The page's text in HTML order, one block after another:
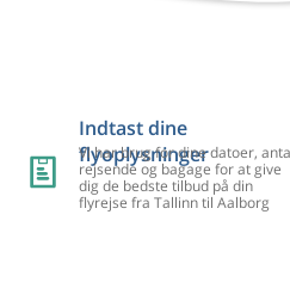
Indtast dine
flyoplysninger
Vi har brug for dine datoer,
rejsende og bagage for at give
dig de bedste tilbud på din
flyrejse fra Tallinn til Aalborg